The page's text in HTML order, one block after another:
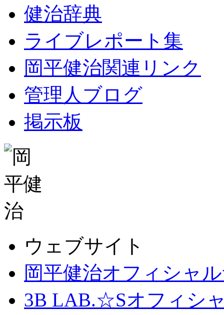
健治辞典
ライブレポート集
岡平健治関連リンク
管理人ブログ
掲示板
ウェブサイト
岡平健治オフィシャ
3B LAB.☆Sオフィシ